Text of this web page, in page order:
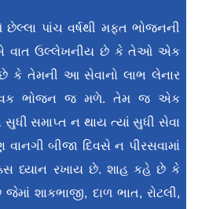
પાંચ વર્ષથી મફત ભોજનની
વાત ઉલ્લેખનીય છે કે તેઓ એક
કે તેમની આ સેવાનો લાભ લેનાર
ભોજન જ મળે. તેમ જ એક
સુધી સમાપ્ત ન થાય ત્યાં સુધી સેવા
બીજા દિવસે ન પીરસવામાં
ધ્યાન રખાય છે. શાહ કહે છે કે
શાકભાજી, દાળ ભાત, રોટલી,